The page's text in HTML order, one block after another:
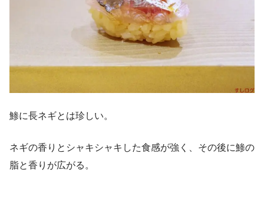
鯵に長ネギとは珍しい。
ネギの香りとシャキシャキした食感が強く、その後に鯵の
脂と香りが広がる。